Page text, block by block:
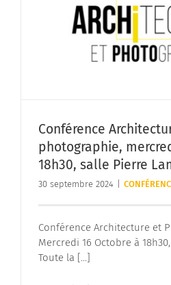
Conférence
photographie,
18h30, salle Pierre
30 septembre 2024
Conférence Architecture et
Mercredi 16 Octobre à
Toute la [...]